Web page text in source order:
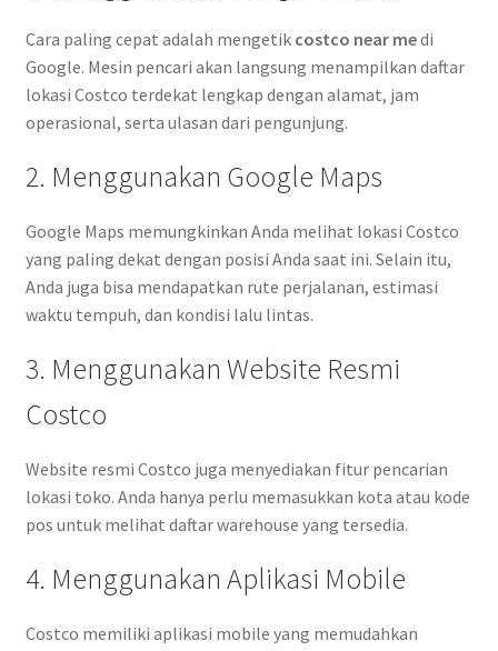
Cara paling cepat adalah mengetik costco near medi
Google. Mesin pencari akan langsung menampilkan daftar
lokasi Costco terdekat lengkap dengan alamat, jam
operasional, serta ulasan dari pengunjung.
2. Menggunakan Google Maps
Google Maps memungkinkan Anda melihat lokasi Costco
yang paling dekat dengan posisi Anda saat ini. Selain itu,
Anda juga bisa mendapatkan rute perjalanan, estimasi
waktu tempuh, dan kondisi lalu lintas.
3. Menggunakan Website Resmi
Costco
Website resmi Costco juga menyediakan fitur pencarian
lokasi toko. Anda hanya perlu memasukkan kota atau kode
pos untuk melihat daftar warehouse yang tersedia.
4. Menggunakan Aplikasi Mobile
Costco memiliki aplikasi mobile yang memudahkan